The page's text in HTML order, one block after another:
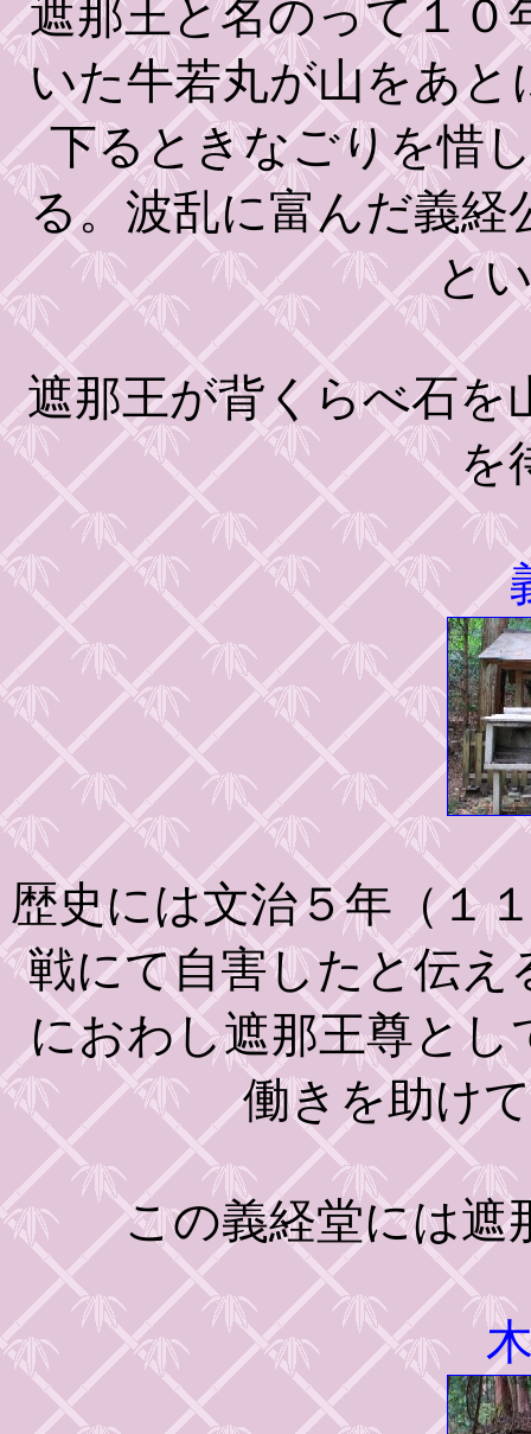
遮那王と名のって１０
いた牛若丸が山をあと
下るときなごりを惜
る。波乱に富んだ義経
と
遮那王が背くらべ石を
を
歴史には文治５年（１
戦にて自害したと伝え
におわし遮那王尊とし
働きを助け
この義経堂には遮